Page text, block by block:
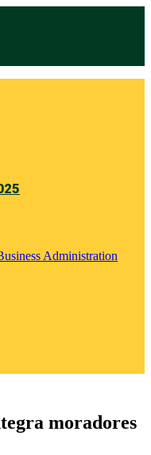
Administration
moradores